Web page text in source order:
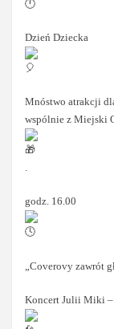
Dzień Dziecka
Mnóstwo atrakcji
wspólnie z Miejski
.
godz. 16.00
„Coverovy zawrót
Koncert Julii Miki